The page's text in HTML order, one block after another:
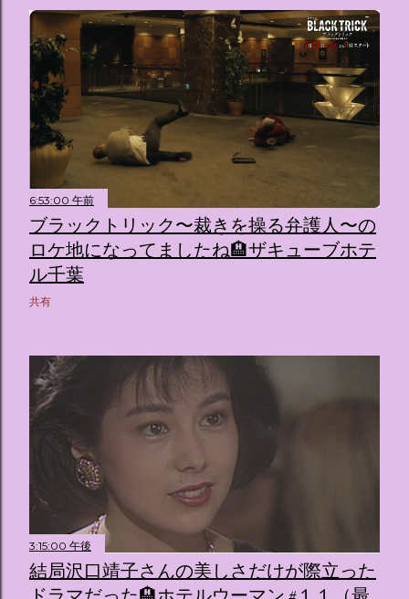
6:53:00 午前
ブラックトリック〜裁きを操る弁護人〜の
ロケ地になってましたね🏨ザキューブホテ
ル千葉
共有
3:15:00 午後
結局沢口靖子さんの美しさだけが際立った